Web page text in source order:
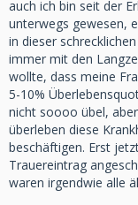
auch ich bin seit der
unterwegs gewesen,
in dieser
immer mit den
wollte, dass meine
5-10%
nicht soooo übel,
überleben diese
beschäftigen. Erst
Trauereintrag
waren irgendwie alle